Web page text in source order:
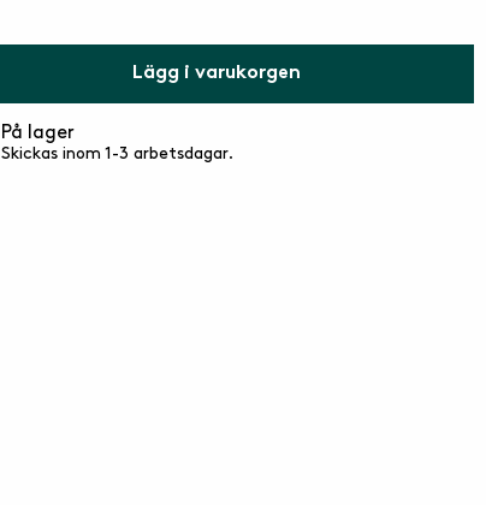
Lägg i varukorgen
På lager
Skickas inom 1-3 arbetsdagar.